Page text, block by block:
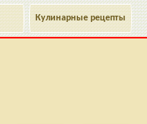
Кулинарные рецепты